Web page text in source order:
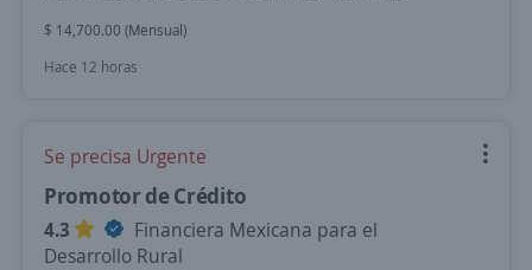
$ 14,700.00 (Mensual)
Hace 12 horas
Se precisa Urgente
Promotor de Crédito
4.3
Financiera Mexicana para el
Desarrollo Rural